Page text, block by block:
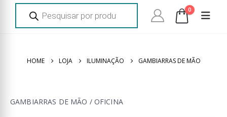
Products
search 0
HOME LOJA ILUMINAÇÃO GAMBIARRAS DE MÃO
GAMBIARRAS DE MÃO / OFICINA